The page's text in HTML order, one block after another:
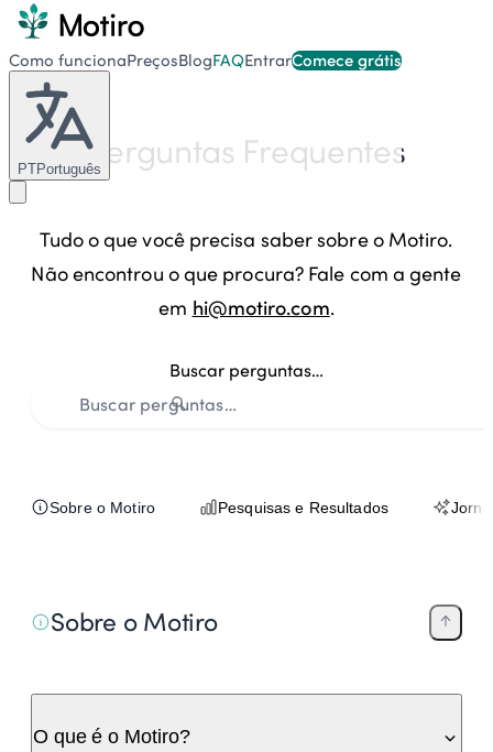
Como funcionaPreçosBlogFAQEntrarComece grátis
PTPortuguêsPerguntas Frequentes
Tudo o que você precisa saber sobre o Motiro.
Não encontrou o que procura? Fale com a gente
em hi@motiro.com.
Buscar perguntas…
Sobre o Motiro Pesquisas e Resultados
Sobre o Motiro
O que é o Motiro?